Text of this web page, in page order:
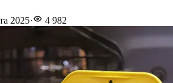
2025· 4 982